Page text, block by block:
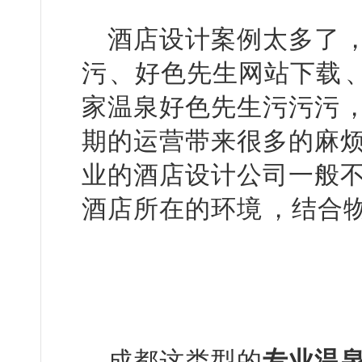
酒店设计案例太多了
污、好色先生网站下载
家温泉好色先生污污污
期的运营带来很多的麻烦
业的酒店设计公司一般
酒店所在的环境，结